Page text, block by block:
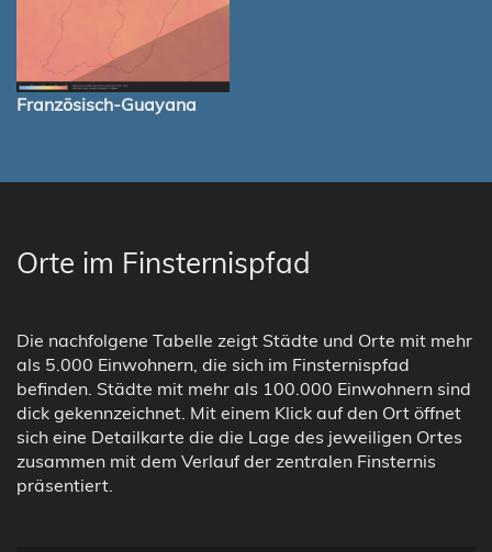
Französisch-Guayana
Orte im Finsternispfad
Die nachfolgene Tabelle zeigt Städte und Orte mit mehr
als 5.000 Einwohnern, die sich im Finsternispfad
befinden. Städte mit mehr als 100.000 Einwohnern sind
dick gekennzeichnet. Mit einem Klick auf den Ort öffnet
sich eine Detailkarte die die Lage des jeweiligen Ortes
zusammen mit dem Verlauf der zentralen Finsternis
präsentiert.